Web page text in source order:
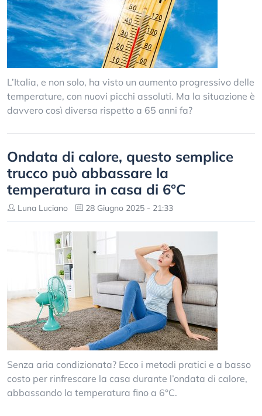
L’Italia, e non solo, ha visto un aumento progressivo delle
temperature, con nuovi picchi assoluti. Ma la situazione è
davvero così diversa rispetto a 65 anni fa?
Ondata di calore, questo semplice
trucco può abbassare la
temperatura in casa di 6°C
Luna Luciano 28 Giugno 2025 - 21:33
Senza aria condizionata? Ecco i metodi pratici e a basso
costo per rinfrescare la casa durante l’ondata di calore,
abbassando la temperatura fino a 6°C.